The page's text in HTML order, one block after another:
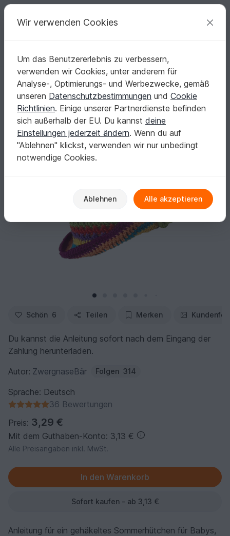
Deine kreativen Ideen
Deutsch | € (EUR) einloggen Kostenlos registrieren
Startseite Häkeln Kinder Mützen & Hüte
Sommerhütchen, Hütchen, Babyhut, Kinderhut, ca. 40 - 55 cm KU,
Sommerhütchen, Hütchen, Babyhut,
Kinderhut, ca. 40 - 55 cm KU, Sommerhut,
Anleitung, Häkelanleitung, häkeln
Schön 6 Teilen Merken
Du kannst die Anleitung sofort nach dem Eingang der
Zahlung herunterladen.
Autor: ZwergnaseBär Folgen 314
Sprache: Deutsch
36 Bewertungen
Preis: 3,29 €
Mit dem Guthaben-Konto: 3,13 €
Alle Preisangaben inkl. MwSt.
Sofort kaufen - ab 3,13 €
Anleitung für ein gehäkeltes Sommerhütchen für Babys,
Wir verwenden Cookies
Um das Benutzererlebnis zu verbessern,
verwenden wir Cookies, unter anderem für
Analyse-, Optimierungs- und Werbezwecke, gemäß
unseren Datenschutzbestimmungen und Cookie
Richtlinien. Einige unserer Partnerdienste befinden
sich außerhalb der EU. Du kannst deine
Einstellungen jederzeit ändern. Wenn du auf
"Ablehnen" klickst, verwenden wir nur unbedingt
notwendige Cookies.
Ablehnen Alle akzeptieren